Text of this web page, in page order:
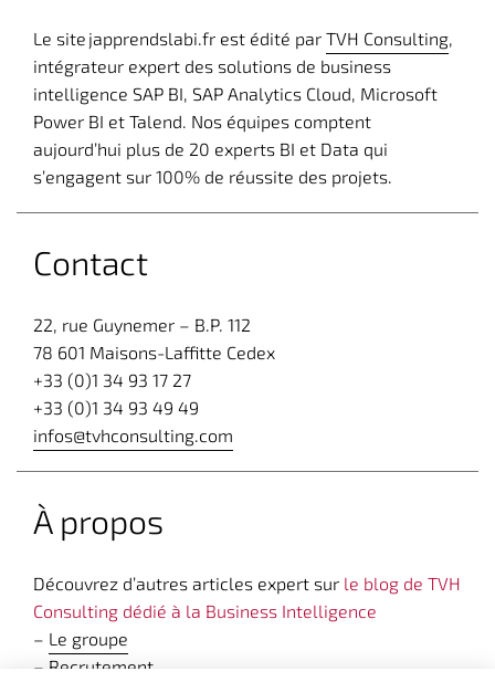
Le site japprendslabi.fr est édité par TVH Consulting,
intégrateur expert des solutions de business
intelligence SAP BI, SAP Analytics Cloud, Microsoft
Power BI et Talend. Nos équipes comptent
aujourd’hui plus de 20 experts BI et Data qui
s’engagent sur 100% de réussite des projets.
Contact
22, rue Guynemer – B.P. 112
78 601 Maisons-Laffitte Cedex
+33 (0)1 34 93 17 27
+33 (0)1 34 93 49 49
infos@tvhconsulting.com
À propos
Découvrez d’autres articles expert sur le blog de TVH
Consulting dédié à la Business Intelligence
– Le groupe
– Recrutement